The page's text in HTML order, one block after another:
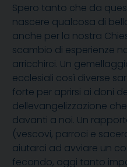
Spero tanto che da
nascere qualcosa di
anche per la nostra
scambio di esperienze
arricchirci. Un
ecclesiali così diverse
forte per aprirsi ai doni
dellevangelizzazione
davanti a noi. Un
(vescovi, parroci e
aiutarci ad avviare un
fecondo, oggi tanto